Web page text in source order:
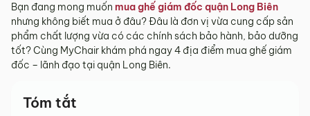
Bạn đang mong muốn mua ghế giám đốc quận Long Biên
nhưng không biết mua ở đâu? Đâu là đơn vị vừa cung cấp sản
phẩm chất lượng vừa có các chính sách bảo hành, bảo dưỡng
tốt? Cùng MyChair khám phá ngay 4 địa điểm mua ghế giám
đốc – lãnh đạo tại quận Long Biên.
Tóm tắt